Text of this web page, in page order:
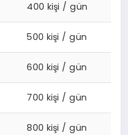
400 kişi / gün
500 kişi / gün
600 kişi / gün
700 kişi / gün
800 kişi / gün